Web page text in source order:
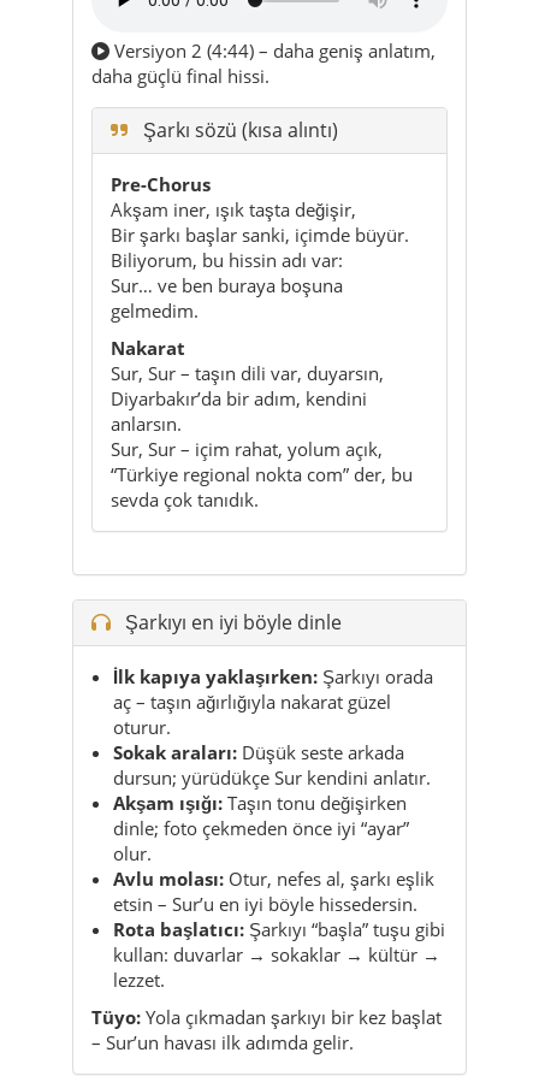
Versiyon 2 (4:44) – daha geniş anlatım,
daha güçlü final hissi.
Şarkı sözü (kısa alıntı)
Pre-Chorus
Akşam iner, ışık taşta değişir,
Bir şarkı başlar sanki, içimde büyür.
Biliyorum, bu hissin adı var:
Sur… ve ben buraya boşuna
gelmedim.
Nakarat
Sur, Sur – taşın dili var, duyarsın,
Diyarbakır’da bir adım, kendini
anlarsın.
Sur, Sur – içim rahat, yolum açık,
“Türkiye regional nokta com” der, bu
sevda çok tanıdık.
Şarkıyı en iyi böyle dinle
İlk kapıya yaklaşırken: Şarkıyı orada
aç – taşın ağırlığıyla nakarat güzel
oturur.
Sokak araları: Düşük seste arkada
dursun; yürüdükçe Sur kendini anlatır.
Akşam ışığı: Taşın tonu değişirken
dinle; foto çekmeden önce iyi “ayar”
olur.
Avlu molası: Otur, nefes al, şarkı eşlik
etsin – Sur’u en iyi böyle hissedersin.
Rota başlatıcı: Şarkıyı “başla” tuşu gibi
kullan: duvarlar → sokaklar → kültür →
lezzet.
Tüyo: Yola çıkmadan şarkıyı bir kez başlat
– Sur’un havası ilk adımda gelir.